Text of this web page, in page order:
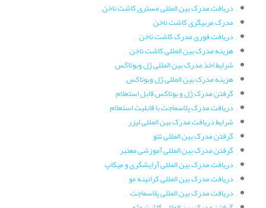
دریافت مدرک بین المللی مستری کاشت ناخن
مدرک مربیگری کاشت ناخن
دریافت فوری مدرک کاشت ناخن
هزینه مدرک بین المللی کاشت ناخن
شرایط اخذ مدرک بین المللی ژل وبوتاکس
هزینه مدرک بین المللی ژل وبوتاکس
گرفتن مدرک ژل و بوتاکس قابل استعلام
دریافت مدرک پلاسماجت با قابلیت استعلام
شرایط دریافت مدرک بین المللی لیزر
گرفتن مدرک بین المللی تتو
گرفتن مدرک بین المللی آموزشی معتبر
دریافت مدرک بین المللی آرایشگری و میکاپ
دریافت مدرک بین المللی کراتینه مو
دریافت مدرک بین المللی پلاسماجت